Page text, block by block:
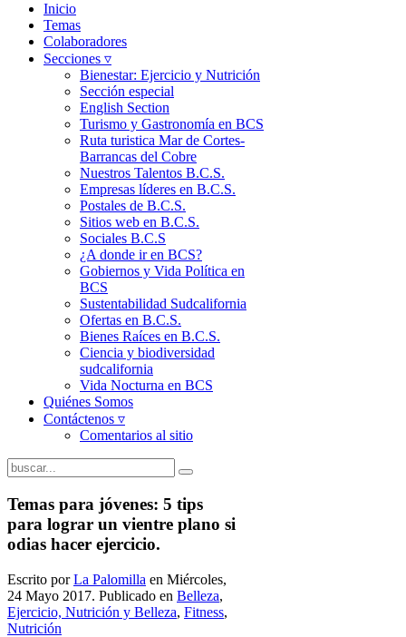
Inicio
Temas
Colaboradores
Secciones ▿
Bienestar: Ejercicio y Nutrición
Sección especial
English Section
Turismo y Gastronomía en BCS
Ruta turistica Mar de Cortes-
Barrancas del Cobre
Nuestros Talentos B.C.S.
Empresas líderes en B.C.S.
Postales de B.C.S.
Sitios web en B.C.S.
Sociales B.C.S
¿A donde ir en BCS?
Gobiernos y Vida Política en
BCS
Sustentabilidad Sudcalifornia
Ofertas en B.C.S.
Bienes Raíces en B.C.S.
Ciencia y biodiversidad
sudcalifornia
Vida Nocturna en BCS
Quiénes Somos
Contáctenos ▿
Comentarios al sitio
Temas para jóvenes: 5 tips
para lograr un vientre plano si
odias hacer ejercicio.
Escrito porLa Palomilla en Miércoles,
24 Mayo 2017. Publicado en Belleza,
Ejercicio, Nutrición y Belleza, Fitness,
Nutrición